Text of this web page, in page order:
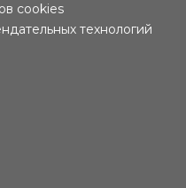
cookies
технологий